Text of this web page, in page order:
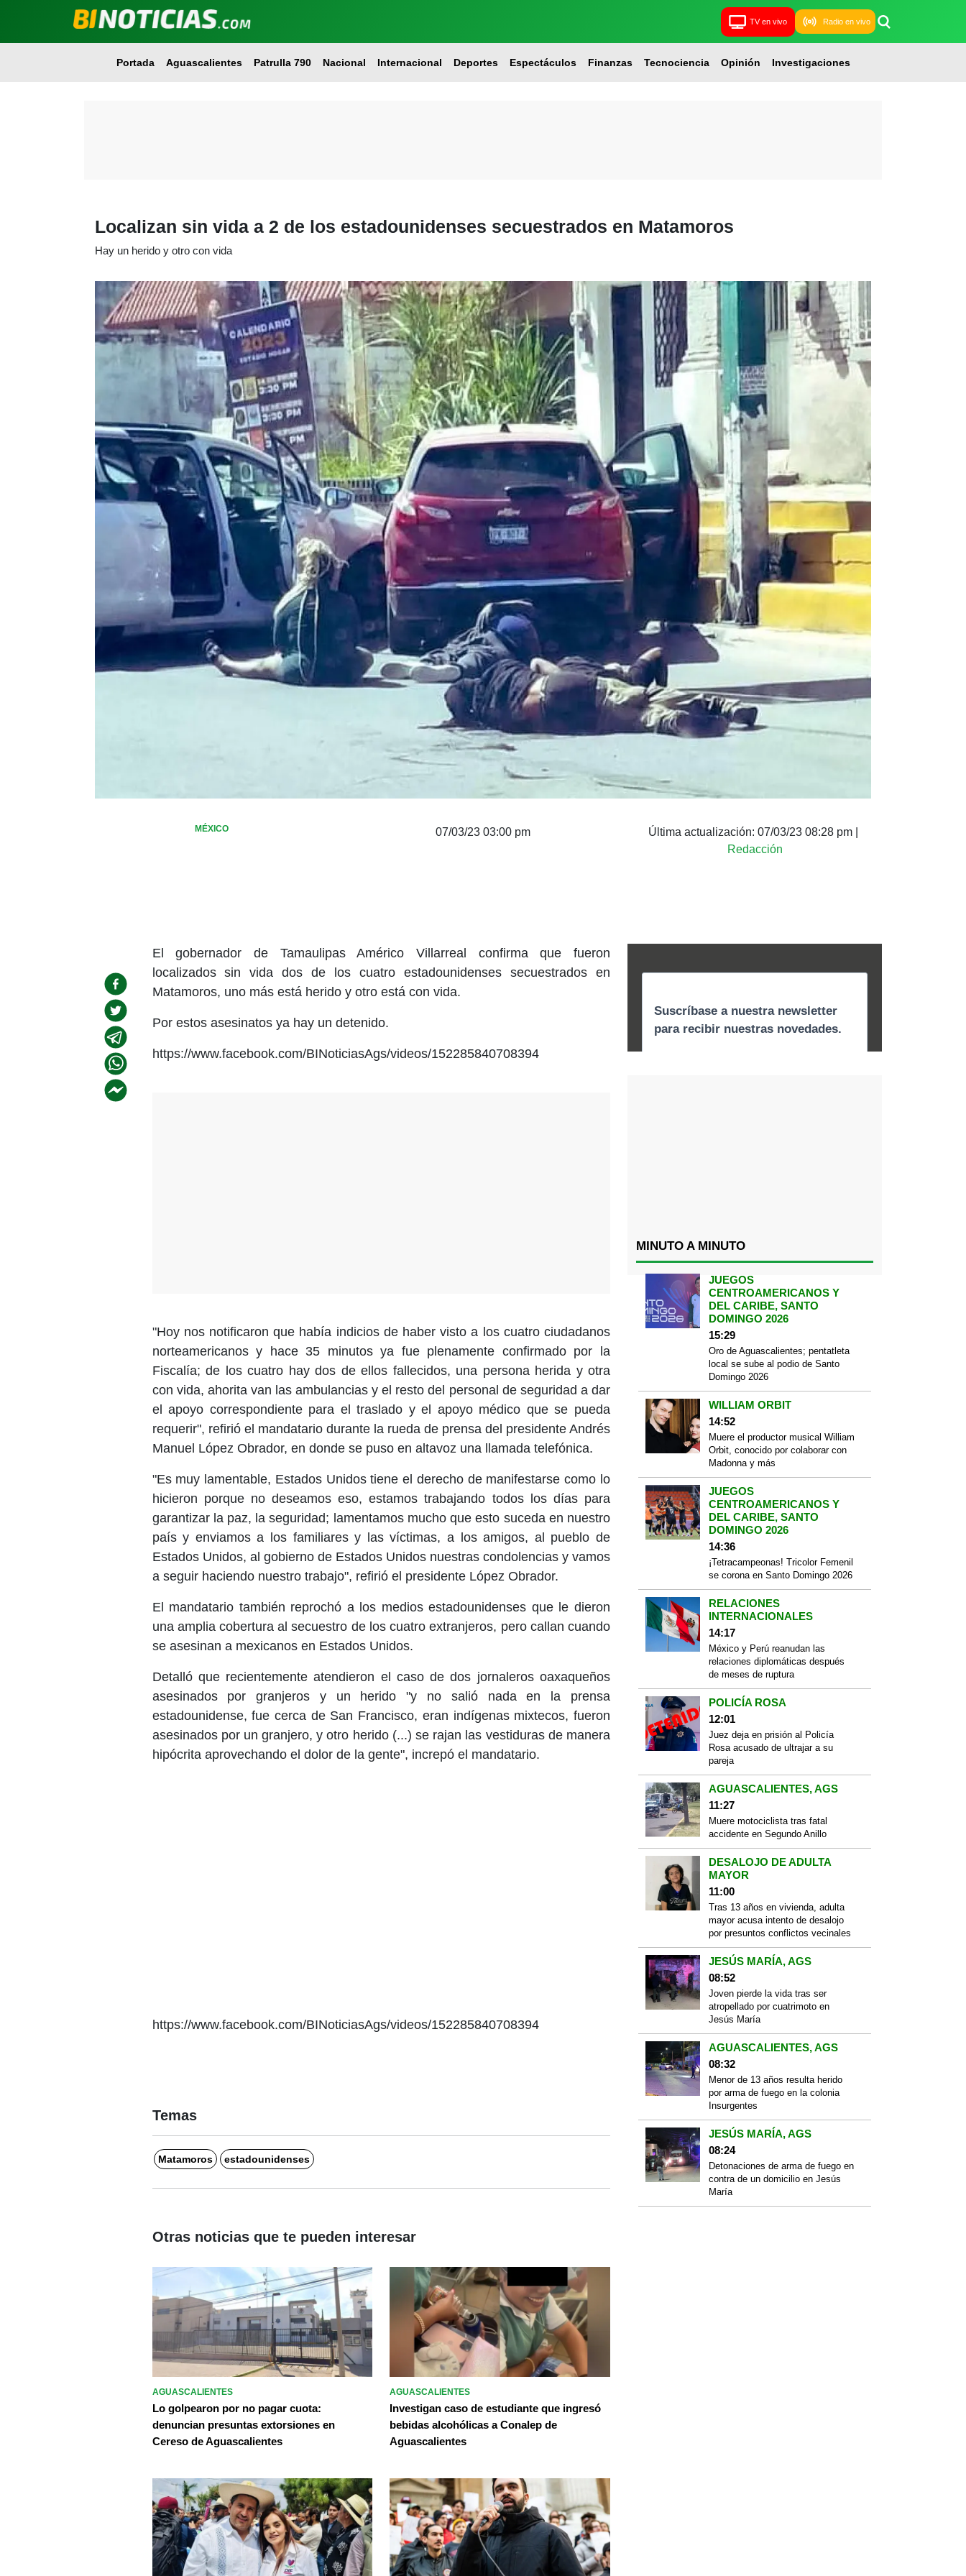
TV en vivo Radio en vivo
Portada Aguascalientes Patrulla 790 Nacional Internacional Deportes Espectáculos Finanzas Tecnociencia Opinión Investigaciones
Localizan sin vida a 2 de los estadounidenses secuestrados en Matamoros
Hay un herido y otro con vida
MÉXICO 07/03/23 03:00 pm Última actualización: 07/03/23 08:28 pm
Redacción
El gobernador de Tamaulipas Américo Villarreal confirma que fueron
localizados sin vida dos de los cuatro estadounidenses secuestrados en
Matamoros, uno más está herido y otro está con vida.
Por estos asesinatos ya hay un detenido.
https://www.facebook.com/BINoticiasAgs/videos/152285840708394
"Hoy nos notificaron que había indicios de haber visto a los cuatro ciudadanos
norteamericanos y hace 35 minutos ya fue plenamente confirmado por la
Fiscalía; de los cuatro hay dos de ellos fallecidos, una persona herida y otra
con vida, ahorita van las ambulancias y el resto del personal de seguridad a dar
el apoyo correspondiente para el traslado y el apoyo médico que se pueda
requerir", refirió el mandatario durante la rueda de prensa del presidente Andrés
Manuel López Obrador, en donde se puso en altavoz una llamada telefónica.
"Es muy lamentable, Estados Unidos tiene el derecho de manifestarse como lo
hicieron porque no deseamos eso, estamos trabajando todos los días para
garantizar la paz, la seguridad; lamentamos mucho que esto suceda en nuestro
país y enviamos a los familiares y las víctimas, a los amigos, al pueblo de
Estados Unidos, al gobierno de Estados Unidos nuestras condolencias y vamos
a seguir haciendo nuestro trabajo", refirió el presidente López Obrador.
El mandatario también reprochó a los medios estadounidenses que le dieron
una amplia cobertura al secuestro de los cuatro extranjeros, pero callan cuando
se asesinan a mexicanos en Estados Unidos.
Detalló que recientemente atendieron el caso de dos jornaleros oaxaqueños
asesinados por granjeros y un herido "y no salió nada en la prensa
estadounidense, fue cerca de San Francisco, eran indígenas mixtecos, fueron
asesinados por un granjero, y otro herido (...) se rajan las vestiduras de manera
hipócrita aprovechando el dolor de la gente", increpó el mandatario.
https://www.facebook.com/BINoticiasAgs/videos/152285840708394
Temas
Matamoros estadounidenses
MINUTO A MINUTO
JUEGOS
CENTROAMERICANOS Y
DEL CARIBE, SANTO
DOMINGO 2026
15:29
Oro de Aguascalientes; pentatleta
local se sube al podio de Santo
Domingo 2026
WILLIAM ORBIT
14:52
Muere el productor musical William
Orbit, conocido por colaborar con
Madonna y más
JUEGOS
CENTROAMERICANOS Y
DEL CARIBE, SANTO
DOMINGO 2026
14:36
¡Tetracampeonas! Tricolor Femenil
se corona en Santo Domingo 2026
RELACIONES
INTERNACIONALES
14:17
México y Perú reanudan las
relaciones diplomáticas después
de meses de ruptura
POLICÍA ROSA
12:01
Juez deja en prisión al Policía
Rosa acusado de ultrajar a su
pareja
AGUASCALIENTES, AGS
11:27
Muere motociclista tras fatal
accidente en Segundo Anillo
DESALOJO DE ADULTA
MAYOR
11:00
Tras 13 años en vivienda, adulta
mayor acusa intento de desalojo
por presuntos conflictos vecinales
JESÚS MARÍA, AGS
08:52
Joven pierde la vida tras ser
atropellado por cuatrimoto en
Jesús María
AGUASCALIENTES, AGS
08:32
Menor de 13 años resulta herido
por arma de fuego en la colonia
Insurgentes
JESÚS MARÍA, AGS
08:24
Detonaciones de arma de fuego en
contra de un domicilio en Jesús
María
Otras noticias que te pueden interesar
AGUASCALIENTES
Lo golpearon por no pagar cuota:
denuncian presuntas extorsiones en
Cereso de Aguascalientes
AGUASCALIENTES
Investigan caso de estudiante que ingresó
bebidas alcohólicas a Conalep de
Aguascalientes